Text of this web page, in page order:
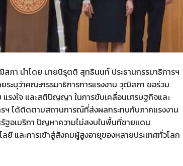
ภา นำโดย นายนิรุตติ สุทธินนท์ ประธานกรรมาธิการฯ
ระบุว่าคณะกรรมาธิการการแรงงาน วุฒิสภา ขอร่วม
รงใจ และสติปัญญา ในการขับเคลื่อนเศรษฐกิจและ
ฯ ได้ติดตามสถานการณ์ที่ส่งผลกระทบกับภาคแรงงาน
ฐอเมริกา ปัญหาความไม่สงบในพื้นที่ชายแดน
ยี และการเข้าสู่สังคมผู้สูงอายุของหลายประเทศทั่วโลก